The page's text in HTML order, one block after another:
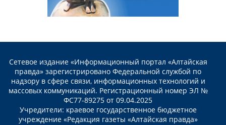
Сетевое издание «Информационный портал «Алтайская
правда» зарегистрировано Федеральной службой по
надзору в сфере связи, информационных технологий и
массовых коммуникаций. Регистрационный номер ЭЛ №
ФС77-89275 от 09.04.2025
Учредители: краевое государственное бюджетное
учреждение «Редакция газеты «Алтайская правда»